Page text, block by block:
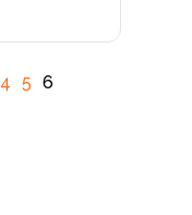
4 5 6